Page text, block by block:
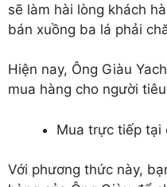
sẽ làm hài lòng khách
bán xuồng ba lá phải
Hiện nay, Ông Giàu
mua hàng cho người
Mua trực tiếp tại
Với phương thức này,